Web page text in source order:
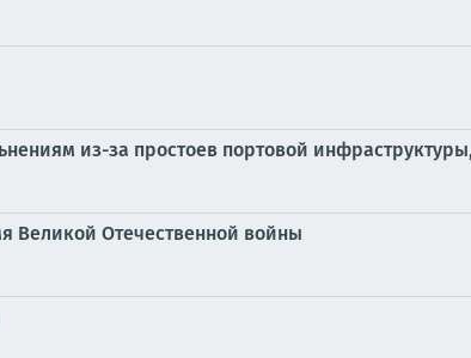
из-за простоев портовой
Великой Отечественной войны